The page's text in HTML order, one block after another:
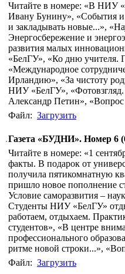
Читайте в номере: «В НИУ
Ивану Бунину», «События
и закладывать новые...»,
Энергосбережение и
развития малых
«БелГУ», «Ко дню учителя.
«Международное
Ирландию», «За чистоту
НИУ «БелГУ»,
Александр Петин», «Вопрос
Файл: Загрузить
Газета «БУДНИ». Номер 6
Читайте в номере: «1
факты. В подарок от
получила пятикомнатную
пришло новое пополнение
Условие саморазвития –
Студенты НИУ «БелГУ»
работаем, отдыхаем.
студентов», «В центре
профессионального
ритме новой строки...»,
Файл: Загрузить